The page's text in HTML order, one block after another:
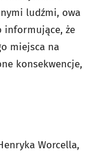
ludźmi, owa
informujące, że
miejsca na
konsekwencje,
Worcella,